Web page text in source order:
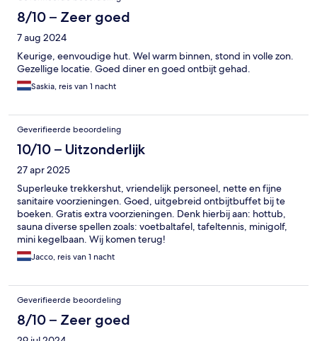
8/10 – Zeer goed
7 aug 2024
Keurige, eenvoudige hut. Wel warm binnen, stond in volle zon.
Gezellige locatie. Goed diner en goed ontbijt gehad.
Saskia, reis van 1 nacht
Geverifieerde beoordeling
10/10 – Uitzonderlijk
27 apr 2025
Superleuke trekkershut, vriendelijk personeel, nette en fijne
sanitaire voorzieningen. Goed, uitgebreid ontbijtbuffet bij te
boeken. Gratis extra voorzieningen. Denk hierbij aan: hottub,
sauna diverse spellen zoals: voetbaltafel, tafeltennis, minigolf,
mini kegelbaan. Wij komen terug!
Jacco, reis van 1 nacht
Geverifieerde beoordeling
8/10 – Zeer goed